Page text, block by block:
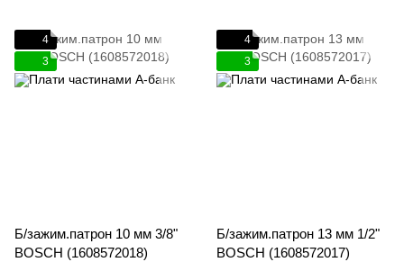
4
3
Б/зажим.патрон 10 мм 3/8"
BOSCH (1608572018)
4
3
Б/зажим.патрон 13 мм 1/2"
BOSCH (1608572017)